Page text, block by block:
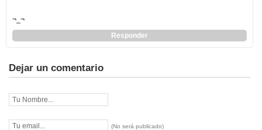
¬_¬
Responder
Dejar un comentario
(No será publicado)